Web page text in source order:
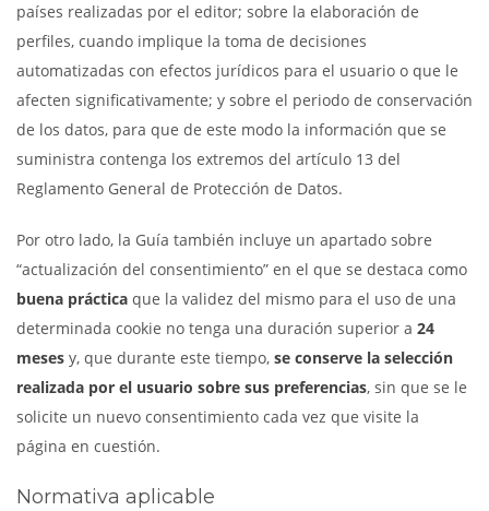
países realizadas por el editor; sobre la elaboración de
perfiles, cuando implique la toma de decisiones
automatizadas con efectos jurídicos para el usuario o que le
afecten significativamente; y sobre el periodo de conservación
de los datos, para que de este modo la información que se
suministra contenga los extremos del artículo 13 del
Reglamento General de Protección de Datos.
Por otro lado, la Guía también incluye un apartado sobre
“actualización del consentimiento” en el que se destaca como
buena práctica que la validez del mismo para el uso de una
determinada cookie no tenga una duración superior a 24
meses y, que durante este tiempo, se conserve la selección
realizada por el usuario sobre sus preferencias, sin que se le
solicite un nuevo consentimiento cada vez que visite la
página en cuestión.
Normativa aplicable